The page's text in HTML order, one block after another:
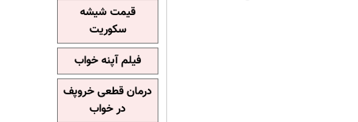
قیمت شیشه
سکوریت
فیلم آپنه خواب
درمان قطعی خروپف
در خواب